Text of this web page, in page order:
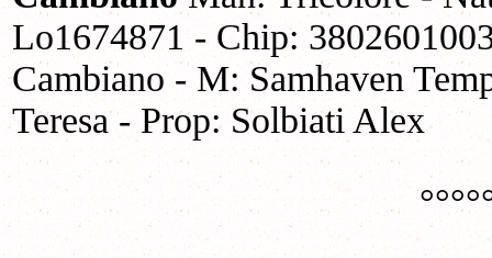
Lo1674871 - Chip:
Cambiano - M: Samhaven
Teresa - Prop: Solbiati Alex